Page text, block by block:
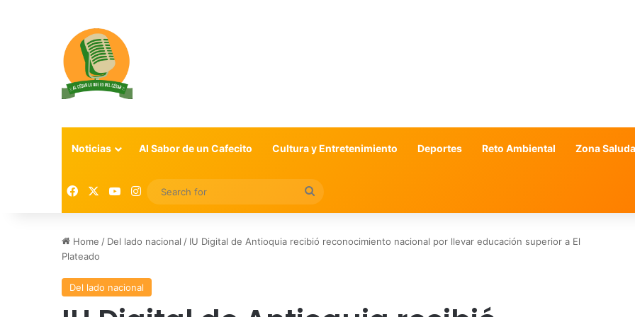
Noticias Al Sabor de un Cafecito Cultura y Entretenimiento Deportes Reto Ambiental Zona
FacebookYouTube
Instagram
Search
for
Home / Del lado nacional / IU Digital de Antioquia recibió reconocimiento nacional por llevar educación superior a El
Plateado
Del lado nacional